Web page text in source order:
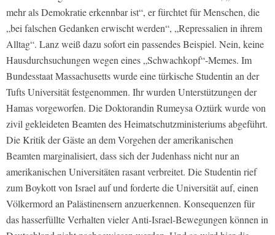
mehr als Demokratie erkennbar ist“, er fürchtet für Menschen, die
„bei falschen Gedanken erwischt werden“, „Repressalien in ihrem
Alltag“. Lanz weiß dazu sofort ein passendes Beispiel. Nein, keine
Hausdurchsuchungen wegen eines „Schwachkopf“-Memes. Im
Bundesstaat Massachusetts wurde eine türkische Studentin an der
Tufts Universität festgenommen. Ihr wurden Unterstützungen der
Hamas vorgeworfen. Die Doktorandin Rumeysa Oztürk wurde von
zivil gekleideten Beamten des Heimatschutzministeriums abgeführt.
Die Kritik der Gäste an dem Vorgehen der amerikanischen
Beamten marginalisiert, dass sich der Judenhass nicht nur an
amerikanischen Universitäten rasant verbreitet. Die Studentin rief
zum Boykott von Israel auf und forderte die Universität auf, einen
Völkermord an Palästinensern anzuerkennen. Konsequenzen für
das hasserfüllte Verhalten vieler Anti-Israel-Bewegungen können in